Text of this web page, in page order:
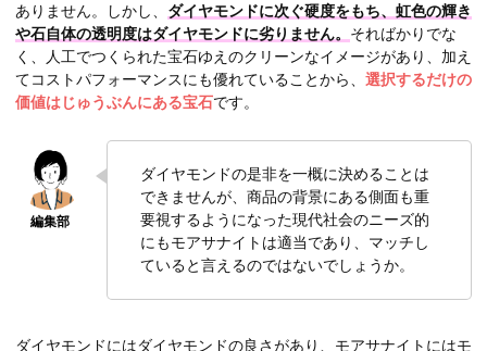
ありません。しかし、 ダイヤモンドに次ぐ硬度をもち、虹色の輝き
や石自体の透明度はダイヤモンドに劣りません。 そればかりでな
く、人工でつくられた宝石ゆえのクリーンなイメージがあり、加え
てコストパフォーマンスにも優れていることから、 選択するだけの
価値はじゅうぶんにある宝石です。
ダイヤモンドの是非を一概に決めることは
できませんが、商品の背景にある側面も重
要視するようになった現代社会のニーズ的
にもモアサナイトは適当であり、マッチし
ていると言えるのではないでしょうか。
ダイヤモンドにはダイヤモンドの良さがあり、モアサナイトにはモ